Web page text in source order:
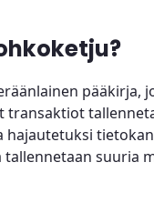
pääkirja,
transaktiot
hajautetuksi
tallennetaan suuria